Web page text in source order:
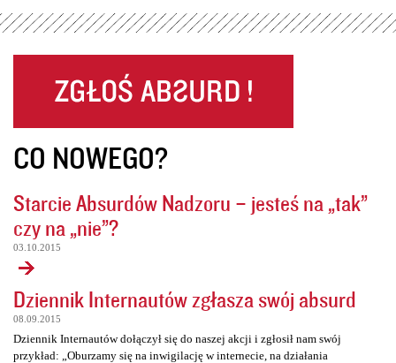
CO NOWEGO?
Starcie Absurdów Nadzoru – jesteś na „tak”
czy na „nie”?
03.10.2015
Dziennik Internautów zgłasza swój absurd
08.09.2015
Dziennik Internautów dołączył się do naszej akcji i zgłosił nam swój
przykład: „Oburzamy się na inwigilację w internecie, na działania